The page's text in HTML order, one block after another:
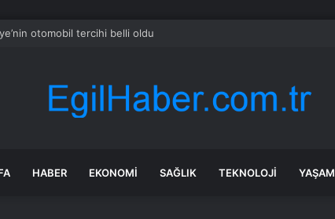
GastroFest 3-6 Eylül’de Lezzet Tutkunlarını Ağırlayacak
HABER EKONOMI SAĞLIK TEKNOLOJI YAŞAM